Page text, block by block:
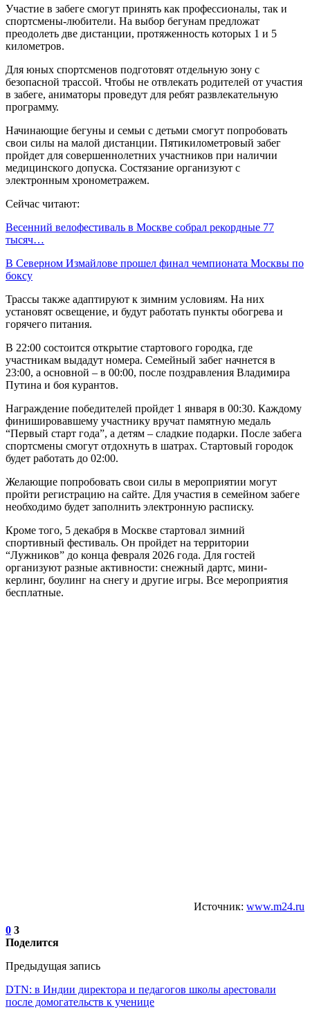
Участие в забеге смогут принять как профессионалы, так и
спортсмены-любители. На выбор бегунам предложат
преодолеть две дистанции, протяженность которых 1 и 5
километров.
Для юных спортсменов подготовят отдельную зону с
безопасной трассой. Чтобы не отвлекать родителей от участия
в забеге, аниматоры проведут для ребят развлекательную
программу.
Начинающие бегуны и семьи с детьми смогут попробовать
свои силы на малой дистанции. Пятикилометровый забег
пройдет для совершеннолетних участников при наличии
медицинского допуска. Состязание организуют с
электронным хронометражем.
Сейчас читают:
Весенний велофестиваль в Москве собрал рекордные 77
тысяч…
В Северном Измайлове прошел финал чемпионата Москвы по
боксу
Трассы также адаптируют к зимним условиям. На них
установят освещение, и будут работать пункты обогрева и
горячего питания.
В 22:00 состоится открытие стартового городка, где
участникам выдадут номера. Семейный забег начнется в
23:00, а основной – в 00:00, после поздравления Владимира
Путина и боя курантов.
Награждение победителей пройдет 1 января в 00:30. Каждому
финишировавшему участнику вручат памятную медаль
“Первый старт года”, а детям – сладкие подарки. После забега
спортсмены смогут отдохнуть в шатрах. Стартовый городок
будет работать до 02:00.
Желающие попробовать свои силы в мероприятии могут
пройти регистрацию на сайте. Для участия в семейном забеге
необходимо будет заполнить электронную расписку.
Кроме того, 5 декабря в Москве стартовал зимний
спортивный фестиваль. Он пройдет на территории
“Лужников” до конца февраля 2026 года. Для гостей
организуют разные активности: снежный дартс, мини-
керлинг, боулинг на снегу и другие игры. Все мероприятия
бесплатные.
Источник: www.m24.ru
0 3
Поделится
Предыдущая запись
DTN: в Индии директора и педагогов школы арестовали
после домогательств к ученице